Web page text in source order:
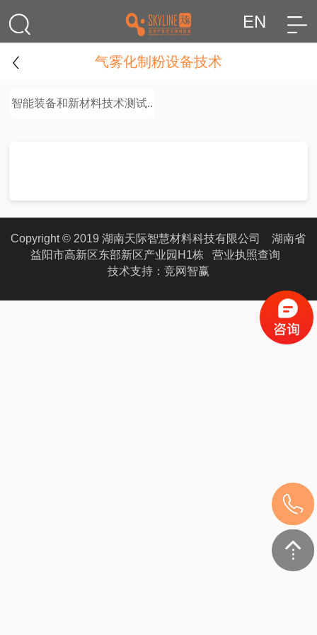
EN
气雾化制粉设备技术
智能装备和新材料技术测试..
Copyright © 2019 湖南天际智慧材料科技有限公司 湖南省
益阳市高新区东部新区产业园H1栋营业执照查询
技术支持： 竞网智赢